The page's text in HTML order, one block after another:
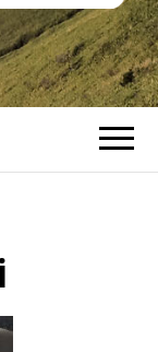
イ
かしむ。